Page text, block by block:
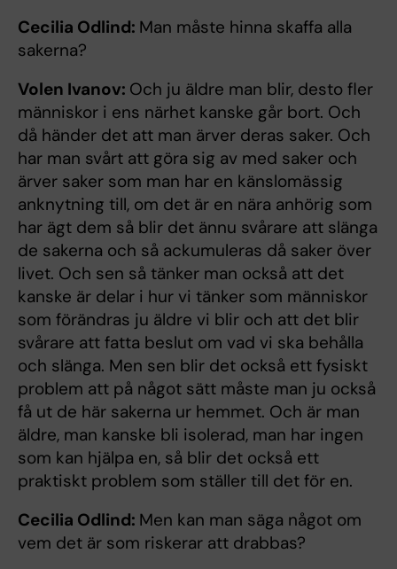
Cecilia Odlind: Man måste hinna skaffa alla
sakerna?
Volen Ivanov: Och ju äldre man blir, desto fler
människor i ens närhet kanske går bort. Och
då händer det att man ärver deras saker. Och
har man svårt att göra sig av med saker och
ärver saker som man har en känslomässig
anknytning till, om det är en nära anhörig som
har ägt dem så blir det ännu svårare att slänga
de sakerna och så ackumuleras då saker över
livet. Och sen så tänker man också att det
kanske är delar i hur vi tänker som människor
som förändras ju äldre vi blir och att det blir
svårare att fatta beslut om vad vi ska behålla
och slänga. Men sen blir det också ett fysiskt
problem att på något sätt måste man ju också
få ut de här sakerna ur hemmet. Och är man
äldre, man kanske bli isolerad, man har ingen
som kan hjälpa en, så blir det också ett
praktiskt problem som ställer till det för en.
Cecilia Odlind: Men kan man säga något om
vem det är som riskerar att drabbas?